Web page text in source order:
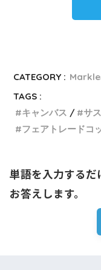
CATEGORY :
TAGS :
キャンバス
サ
フェアトレードコ
単語を入力するだ
お答えします。